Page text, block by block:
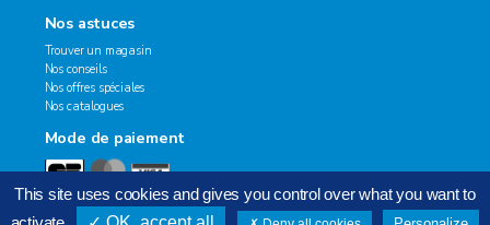
Nos astuces
Trouver un magasin
Nos conseils
Nos offres spéciales
Nos catalogues
Mode de paiement
This site uses cookies and gives you control over what you want to